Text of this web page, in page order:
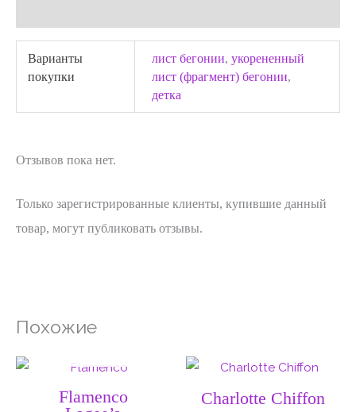
Варианты
покупки
лист бегонии, укорененный
лист (фрагмент) бегонии,
детка
Отзывов пока нет.
Только зарегистрированные клиенты, купившие данный
товар, могут публиковать отзывы.
Похожие
Flamenco
Диапазон
Charlotte Chiffon
цен:
140 ₽
–